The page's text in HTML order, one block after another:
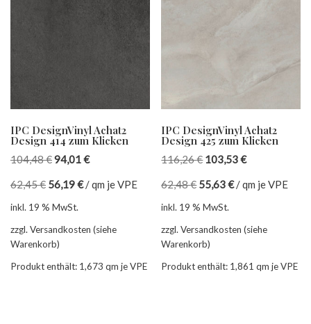
IPC DesignVinyl Achat2
Design 414 zum Klicken
104,48€94,01€
62,45€ 56,19€/qm je VPE
inkl. 19 % MwSt.
zzgl. Versandkosten (siehe
Warenkorb)
Produkt enthält: 1,673 qm je VPE
IPC DesignVinyl Achat2
Design 425 zum Klicken
116,26€ 103,53€
62,48€ 55,63€/qm je VPE
inkl. 19 % MwSt.
zzgl. Versandkosten (siehe
Warenkorb)
Produkt enthält: 1,861qm je VPE